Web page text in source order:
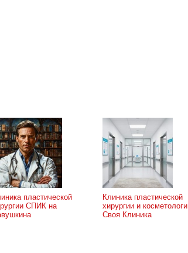
пластической
СПИК на
Клиника пластической
хирургии и
Своя Клиника